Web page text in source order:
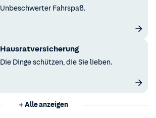
Unbeschwerter Fahrspaß.
Hausratversicherung
Die Dinge schützen, die Sie lieben.
Alle anzeigen